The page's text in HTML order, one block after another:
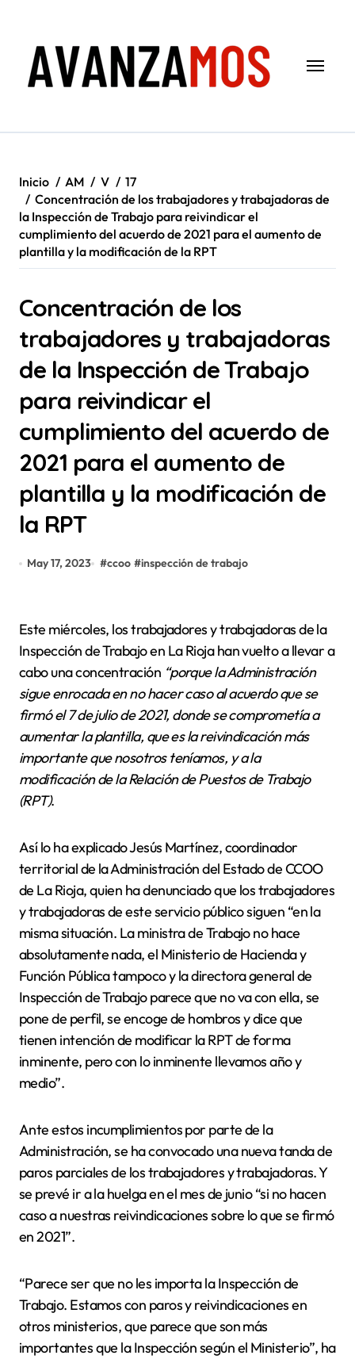
contenido
Inicio AM V
17
Concentración de los trabajadores y trabajadoras de
la Inspección de Trabajo para reivindicar el
cumplimiento del acuerdo de 2021 para el aumento de
plantilla y la modificación de la RPT
Concentración de los
trabajadores y trabajadoras
de la Inspección de Trabajo
para reivindicar el
cumplimiento del acuerdo de
2021 para el aumento de
plantilla y la modificación de
la RPT
May 17, 2023 #ccoo #inspección de trabajo
Este miércoles, los trabajadores y trabajadoras de la
Inspección de Trabajo en La Rioja han vuelto a llevar a
cabo una concentración “porque la Administración
sigue enrocada en no hacer caso al acuerdo que se
firmó el 7 de julio de 2021, donde se comprometía a
aumentar la plantilla, que es la reivindicación más
importante que nosotros teníamos, y a la
modificación de la Relación de Puestos de Trabajo
(RPT).
Así lo ha explicado Jesús Martínez, coordinador
territorial de la Administración del Estado de CCOO
de La Rioja, quien ha denunciado que los trabajadores
y trabajadoras de este servicio público siguen “en la
misma situación. La ministra de Trabajo no hace
absolutamente nada, el Ministerio de Hacienda y
Función Pública tampoco y la directora general de
Inspección de Trabajo parece que no va con ella, se
pone de perfil, se encoge de hombros y dice que
tienen intención de modificar la RPT de forma
inminente, pero con lo inminente llevamos año y
medio”.
Ante estos incumplimientos por parte de la
Administración, se ha convocado una nueva tanda de
paros parciales de los trabajadores y trabajadoras. Y
se prevé ir a la huelga en el mes de junio “si no hacen
caso a nuestras reivindicaciones sobre lo que se firmó
en 2021”.
“Parece ser que no les importa la Inspección de
Trabajo. Estamos con paros y reivindicaciones en
otros ministerios, que parece que son más
importantes que la Inspección según el Ministerio”, ha